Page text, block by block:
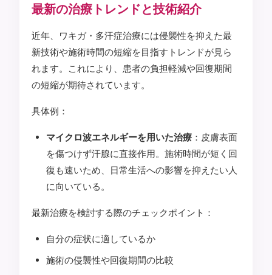
最新の治療トレンドと技術紹介
近年、ワキガ・多汗症治療には侵襲性を抑えた最
新技術や施術時間の短縮を目指すトレンドが見ら
れます。これにより、患者の負担軽減や回復期間
の短縮が期待されています。
具体例：
マイクロ波エネルギーを用いた治療 ：皮膚表面
を傷つけず汗腺に直接作用。施術時間が短く回
復も速いため、日常生活への影響を抑えたい人
に向いている。
最新治療を検討する際のチェックポイント：
自分の症状に適しているか
施術の侵襲性や回復期間の比較